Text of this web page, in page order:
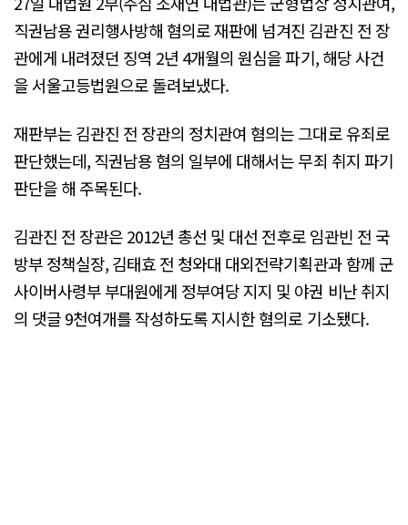
직권남용 권리행사방해 혐의로 재판에 넘겨진 김관진 전 장
관에게 내려졌던 징역 2년 4개월의 원심을 파기, 해당 사건
을 서울고등법원으로 돌려보냈다.
재판부는 김관진 전 장관의 정치관여 혐의는 그대로 유죄로
판단했는데, 직권남용 혐의 일부에 대해서는 무죄 취지 파기
판단을 해 주목된다.
김관진 전 장관은 2012년 총선 및 대선 전후로 임관빈 전 국
방부 정책실장, 김태효 전 청와대 대외전략기획관과 함께 군
사이버사령부 부대원에게 정부여당 지지 및 야권 비난 취지
의 댓글 9천여개를 작성하도록 지시한 혐의로 기소됐다.